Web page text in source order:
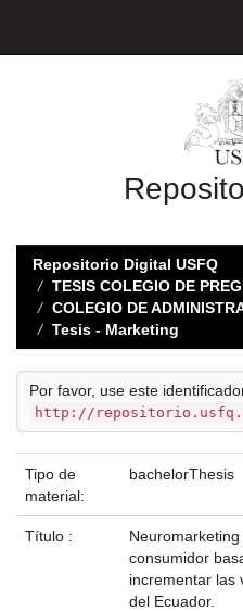
Repositorio Digital USFQ
TESIS COLEGIO DE
COLEGIO DE
Tesis - Marketing
Por favor, use este
http://
Tipo de
material:
bachelorThesis
Título :
consumidor
incrementar las
del Ecuador.